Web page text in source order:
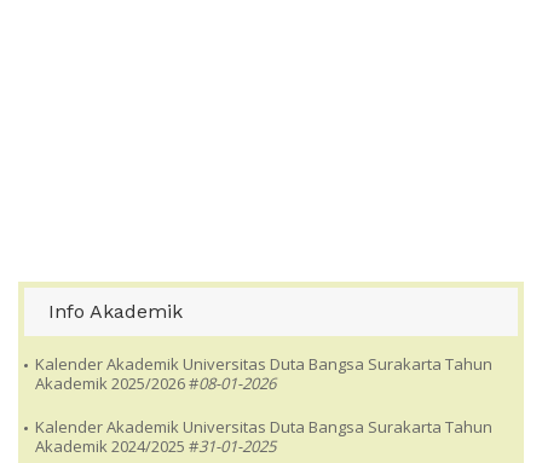
Info Akademik
Kalender Akademik Universitas Duta Bangsa Surakarta Tahun
Akademik 2025/2026 #08-01-2026
Kalender Akademik Universitas Duta Bangsa Surakarta Tahun
Akademik 2024/2025 #31-01-2025